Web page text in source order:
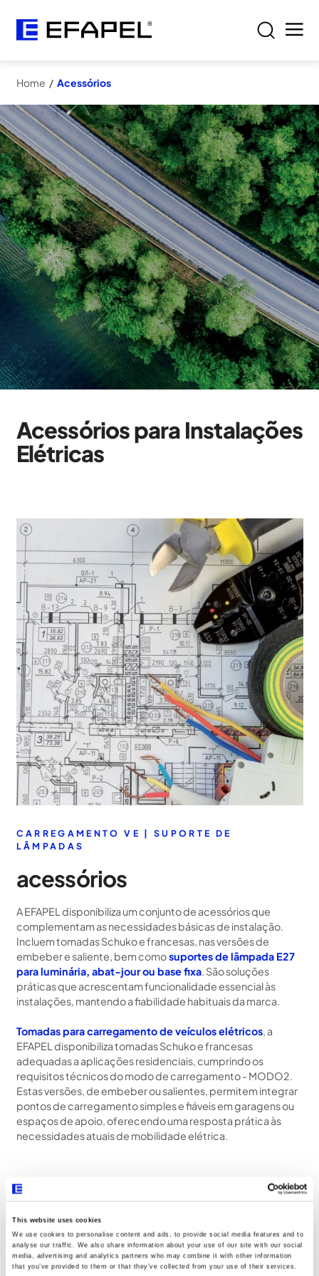
This website uses cookies
We use cookies to personalise content and ads, to provide social media features and to
analyse our traffic. We also share information about your use of our site with our social
media, advertising and analytics partners who may combine it with other information
that you’ve provided to them or that they’ve collected from your use of their services.
Home / Acessórios
Acessórios para Instalações
Elétricas
CARREGAMENTO VE | SUPORTE DE
LÂMPADAS
acessórios
A EFAPEL disponibiliza um conjunto de acessórios que
complementam as necessidades básicas de instalação.
Incluem tomadas Schuko e francesas, nas versões de
embeber e saliente, bem comosuportes de lâmpada E27
para luminária, abat‑jour ou base fixa. São soluções
práticas que acrescentam funcionalidade essencial às
instalações, mantendo a fiabilidade habituais da marca.
Tomadas para carregamento de veículos elétricos, a
EFAPEL disponibiliza tomadas Schuko e francesas
adequadas a aplicações residenciais, cumprindo os
requisitos técnicos do modo de carregamento - MODO2.
Estas versões, de embeber ou salientes, permitem integrar
pontos de carregamento simples e fiáveis em garagens ou
espaços de apoio, oferecendo uma resposta prática às
necessidades atuais de mobilidade elétrica.
Descubra as Categorias